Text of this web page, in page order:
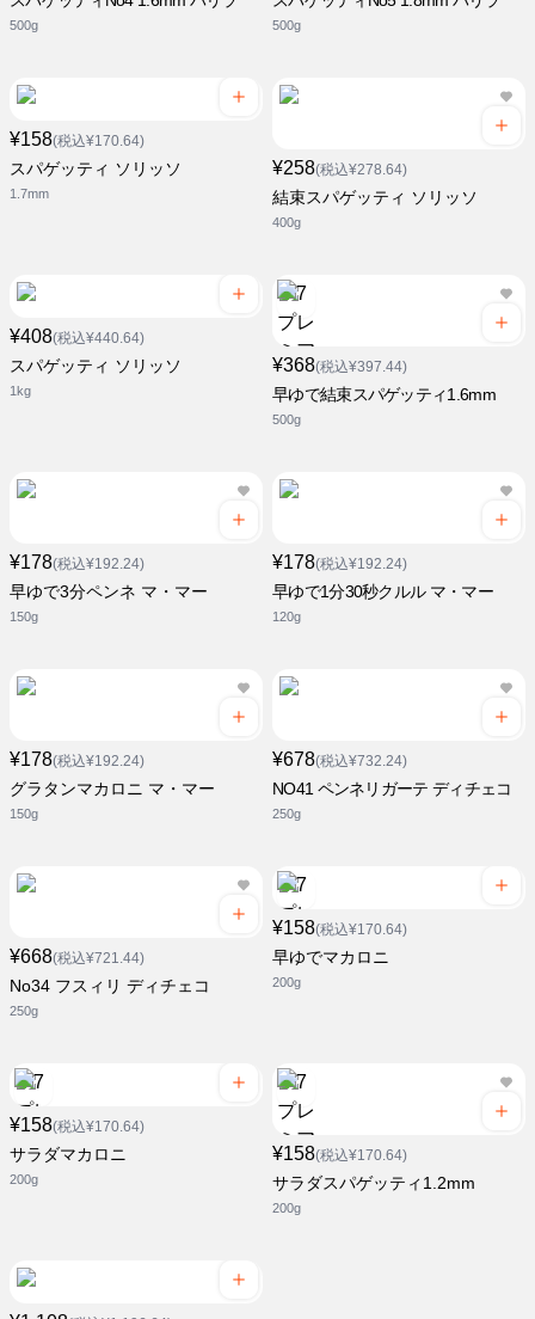
500g 500g
¥158(税込¥170.64)
スパゲッティ ソリッソ
1.7mm
¥258(税込¥278.64)
結束スパゲッティ ソリッソ
400g
¥408(税込¥440.64)
スパゲッティ ソリッソ
1kg
¥368(税込¥397.44)
早ゆで結束スパゲッティ1.6mm
500g
¥178(税込¥192.24)
早ゆで3分ペンネ マ・マー
150g
¥178(税込¥192.24)
早ゆで1分30秒クルル マ・マー
120g
¥178(税込¥192.24)
グラタンマカロニ マ・マー
150g
¥678(税込¥732.24)
NO41 ペンネリガーテ ディチェコ
250g
¥668(税込¥721.44)
No34 フスィリ ディチェコ
250g
¥158(税込¥170.64)
早ゆでマカロニ
200g
¥158(税込¥170.64)
サラダマカロニ
200g
¥158(税込¥170.64)
サラダスパゲッティ1.2mm
200g